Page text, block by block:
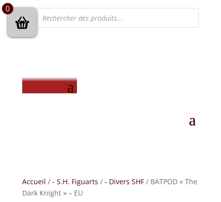
Recherche
de
produits
Accueil / - S.H. Figuarts / - Divers SHF/ BATPOD « The
Dark Knight » – EU
0